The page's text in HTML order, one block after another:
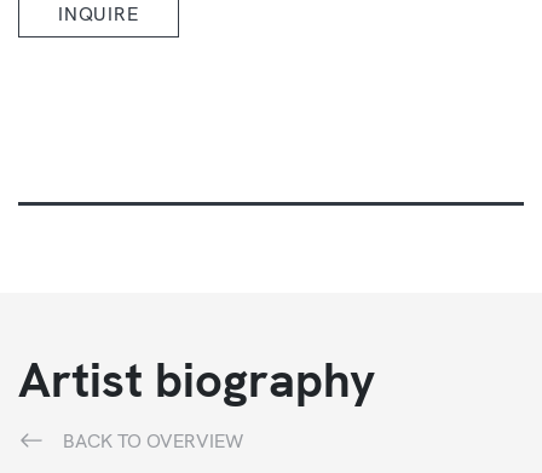
INQUIRE
Artist biography
BACK TO OVERVIEW